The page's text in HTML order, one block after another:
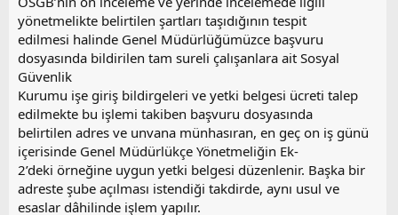
yönetmelikte belirtilen şartları taşıdığının tespit
edilmesi halinde Genel Müdürlüğümüzce başvuru
dosyasında bildirilen tam sureli çalışanlara ait Sosyal
Güvenlik
Kurumu işe giriş bildirgeleri ve yetki belgesi ücreti talep
edilmekte bu işlemi takiben başvuru dosyasında
belirtilen adres ve unvana münhasıran, en geç on iş günü
içerisinde Genel Müdürlükçe Yönetmeliğin Ek-
2’deki örneğine uygun yetki belgesi düzenlenir. Başka bir
adreste şube açılması istendiği takdirde, aynı usul ve
esaslar dâhilinde işlem yapılır.